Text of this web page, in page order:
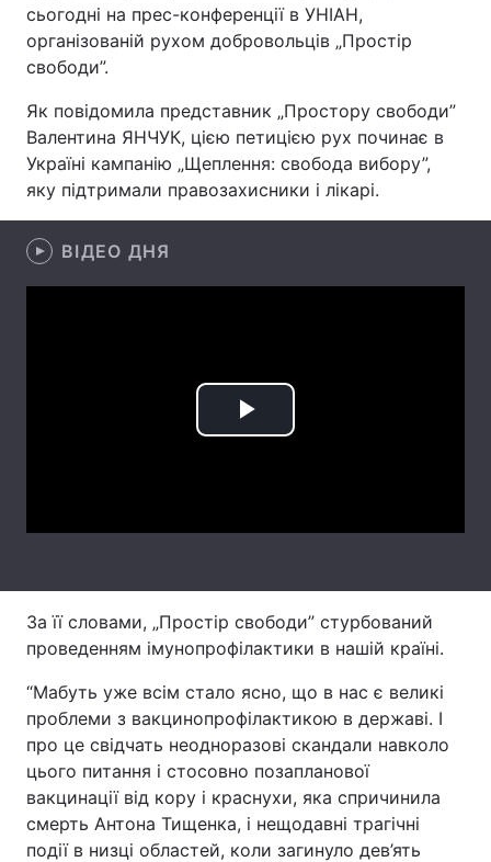
Головна Війна
Україна
Лайт
Екологія Регіони
Відео з Youtube Статті
Інтерв'ю Думки
Архів Вакансії
Контакти
сьогодні на прес-конференції в УНІАН,
організованій рухом добровольців „Простір
свободи”.
Як повідомила представник „Простору свободи”
Валентина ЯНЧУК, цією петицією рух починає в
Україні кампанію „Щеплення: свобода вибору”,
яку підтримали правозахисники і лікарі.
ВІДЕО ДНЯ
Play
За її словами, „Простір свободи” стурбований
проведенням імунопрофілактики в нашій країні.
“Мабуть уже всім стало ясно, що в нас є великі
проблеми з вакцинопрофілактикою в державі. І
про це свідчать неодноразові скандали навколо
цього питання і стосовно позапланової
вакцинації від кору і краснухи, яка спричинила
смерть Антона Тищенка, і нещодавні трагічні
події в низці областей, коли загинуло дев’ять